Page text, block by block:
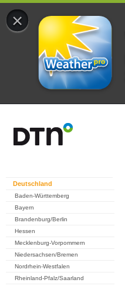
×
Deutschland
Baden-Württemberg
Bayern
Brandenburg/Berlin
Hessen
Mecklenburg-Vorpommern
Niedersachsen/Bremen
Nordrhein-Westfalen
Rheinland-Pfalz/Saarland